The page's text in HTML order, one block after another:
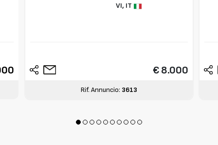
VI, IT
€ 8.000
Rif. Annuncio: 3613